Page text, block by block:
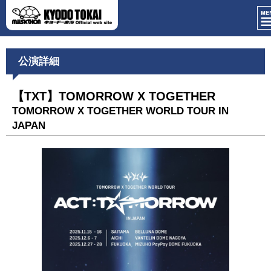
公演詳細
【TXT】TOMORROW X TOGETHER
TOMORROW X TOGETHER WORLD TOUR IN
JAPAN